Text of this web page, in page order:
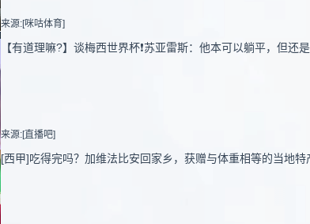
来源:[咪咕体育]
【有道理嘛?】谈梅西世界杯❗苏亚雷斯：他本可以躺平，但还
来源:[直播吧]
[西甲]吃得完吗？加维法比安回家乡，获赠与体重相等的当地特